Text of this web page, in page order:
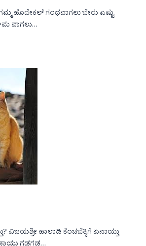
ಹೊದೇಕಲ್ ಗಂಧವಾಗಲು ಬೇರು ಎಷ್ಟು
ವಾಗಲು…
ವಿಜಯಶ್ರೀ ಹಾಲಾಡಿ ಕೆಂಚಬೆಕ್ಕಿಗೆ ಏನಾಯ್ತು